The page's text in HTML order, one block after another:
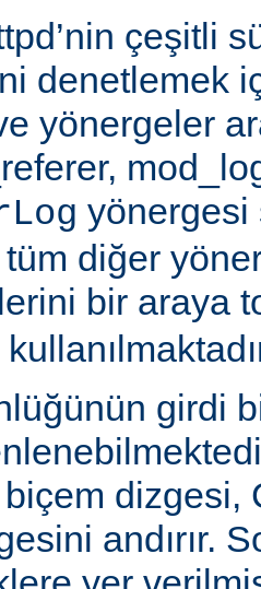
çeşitli
denetlemek
yönergeler
yönergesi
diğer
bir araya
girdi
dizgesi,
andırır.